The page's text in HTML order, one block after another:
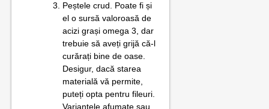
Peștele crud. Poate fi și
el o sursă valoroasă de
acizi grași omega 3, dar
trebuie să aveți grijă că-l
curărați bine de oase.
Desigur, dacă starea
materială vă permite,
puteți opta pentru fileuri.
Variantele afumate sau